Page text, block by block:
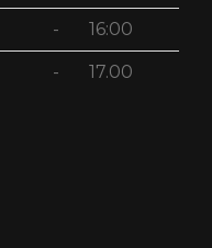
- 16:00
- 17.00